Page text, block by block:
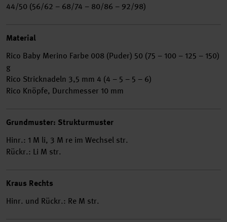
44/50 (56/62 – 68/74 – 80/86 – 92/98)
Material
Rico Baby Merino Farbe 008 (Puder) 50 (75 – 100 – 125 – 150)
g
Rico Stricknadeln 3,5 mm 4 (4 – 5 – 5 – 6)
Rico Knöpfe, Durchmesser 10 mm
Grundmuster: Strukturmuster
Hinr.: 1 M li, 3 M re im Wechsel str.
Rückr.: Li M str.
Kraus Rechts
Hinr. und Rückr.: Re M str.